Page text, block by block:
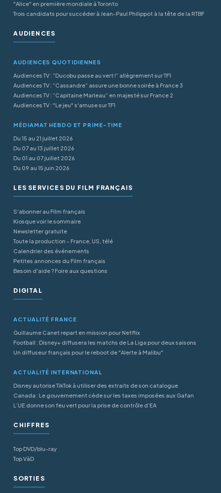
"Alice" en première mondiale à Toronto
Trois candidats pour succéder à Jean-Paul Philippot à la tête de la RTBF
AUDIENCES
AUDIENCES QUOTIDIENNES
Audiences TV : “Ducobu passe au vert !” allègrement sur TF1
Audiences TV : “Cassandre” assure une bonne soirée à France 3
Audiences TV : “Capitaine Marleau” en majesté sur France 2
Audiences TV : "Le jeu" s'amuse sur TF1
MÉDIAMAT HEBDO ET PRIME-TIME
Du 15 au 21 juillet 2026
Du 07 au 13 juillet 2026
Du 01 au 07 juillet 2026
Du 09 au 15 juin 2026
LES SERVICES DU FILM FRANÇAIS
S'abonner au Film français
Kiosque voir le sommaire
Newsletter gratuite
Toute la production - France, US, télé
Calendrier des événements
Petites annonces du Film français
Besoin d'aide ? Foire aux questions
DIGITAL
ACTUALITÉ FRANCE
Guillaume Canet repart en mission pour Netflix
Football : Disney+ diffusera les matchs de La Liga pour deux saisons
Un diffuseur français pour le reboot de "Alerte à Malibu"
ACTUALITÉ INTERNATIONAL
Disney autorise TikTok à utiliser des extraits de son catalogue
Canada : Le gouvernement cède sur les taxes imposées aux Gafan
L’UE donne son feu vert pour la prise de contrôle d’EA
CHIFFRES
Top DVD/blu-ray
Top VàD
SORTIES